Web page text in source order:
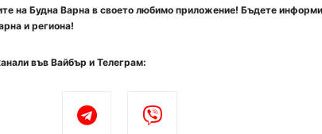
на Будна Варна в своето любимо приложение! Бъдете
и региона!
във Вайбър и Телеграм: